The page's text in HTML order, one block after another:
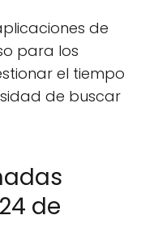
de
para los
el tiempo
de buscar
de